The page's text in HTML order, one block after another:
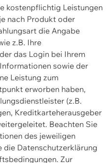
kostenpflichtig Leistungen
nach Produkt oder
die Angabe
z.B. Ihre
das Login bei Ihrem
sowie der
Leistung zum
erworben haben,
(z.B.
Kreditkarteherausgeber
Beachten Sie
des jeweiligen
die Datenschutzerklärung
Zur